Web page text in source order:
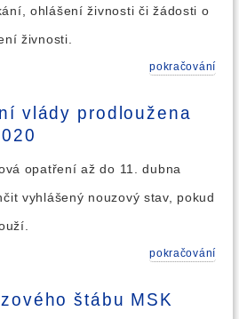
ohlášení živnosti či žádosti o
živnosti.
pokračování
vlády prodloužena
opatření až do 11. dubna
vyhlášený nouzový stav, pokud
pokračování
štábu MSK